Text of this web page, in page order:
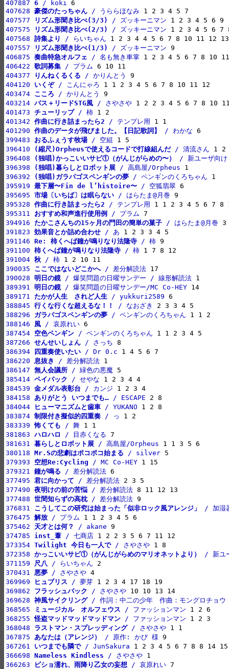
407887 6 / koki
407628 豪傑のたっちゃん / うららほなみ
407577
リズム形聞き比べ(3/3) / ズッキーニマン
407575
リズム形聞き比べ(2/3)
/ ズッキーニマン
407568 詩集より
/ らいちゃん
407557
リズム形聞き比べ(1/3) / ズッキーニマン
406875 奏曲特急オルフェ / 名も無き車掌
406422 歌詞募集 / プラム
404377
りんねくるくる / かりんとう
404120 いくぞ / こんにゃろ
403474 こころ / かりんとう
403214 バス＋リードSTG風 / さやさや
401473 チューリップ / 柿
401342 作曲に行き詰まったら2 / テンプレ用
401290 作曲のデータが飛びました。【日記歌詞】 / わかな
399483 おるふぇうす牧場 / 空組
396410
(縮尺)Orpheusで使えるコードで打線組んだ / 清流さん
396408
(独唱)かっこいいサビ①（がんじがらめの〜）
/ 新ユーザ向け
396398
(独唱)暮らしとロボット展 / 高島屋/Orpheus
396392
(独唱)ガラパゴスペンギンの夢 / ペンギンのくろちゃん
395919 最下層〜Fin de l’histoire〜 / 空狐翡翠
395695 市場〔いちば〕は眠らない / はらたま@月巻
395328 作曲に行き詰まったら2 / テンプレ用
395311 おすすめ和声進行使用例 / プラム
394916 たかこさんちの15ヶ月の門田の簡単の菓子 / はらたま@月巻
391823 効果音とか詰め合わせ / あ
391146 Re: 柿くへば鐘が鳴りなり法隆寺 / 柿
391100 柿くへば鐘が鳴りなり法隆寺 / 柿
391004 秋 / 柿
390035 ここではないどこかへ / 差分解読法
390028 明日の鏡 / 爆笑問題の日曜サンデー / 線形解読法
389391 明日の鏡 / 爆笑問題の日曜サンデー/MC Co-HEY
389171 たかが人生　されど人生 / yukkuri2589
388845 行くな行くな超えるな！！ / なおざき
388296 ガラパゴスペンギンの夢 / ペンギンのくろちゃん
388146 風 / 哀原れい
387454 空色ペンギン / ペンギンのくろちゃん
387266 せんせいしょん / さっち
386394
四重奏使いたい / Dr 0.c
386220 息抜き / 差分解読法
386147 無人会議所 / 緑色の悪魔
385414 ペイバック / せやな
384539 金メダル表彰台 / カンジ
384158 ありがとう いつまでも… / ESCAPE
384044
ヒューマニズムと歯車 / YUKANO
383874 制限付き擬似的四重奏 / っ
383339 怖くても / 舞
381863 ハロハロ / 目赤くなる
381631 暮らしとロボット展 / 高島屋/Orpheus
380118 Mr.Sの悲劇はポコポコ始まる / silver
379393 空想Re:Cycling / MC Co-HEY
379321 鐘が鳴る / 差分解読法
377495 君に向かって / 差分解読法
377490 夜明けの前の苦悩 / 差分解読法
377488 世間知らずの高枕 / 差分解読法
376831 こうしてこの研究は始まった「似非ロック風アレンジ」
/ 加湿
376475 解放 / プラム
375462 天才とは何？ / akane
374785 inst_葦 / 七商店
373354 Twilight 今日も一人で / さやさや
372358 かっこいいサビ①（がんじがらめのマリオネットより）
/ 新ユ
371159
尺八 / らいちゃん
370431 悪夢 / さやさや
369969
ヒュブリス / 夢芽
369862 フラッシュバック / さやさや
369628 神風サイクリング / 作詞：中二の少年　作曲：モングロチョウ
368565
ミュージカル　オルフェウス / ファッションマン
368255 怪盗マッドマッドマッドマン / ファッションマン
368048 ラストマン・スプレッディング / さやさや
367875 あなたは（アレンジ） / 原作: かび 様
367261 いつまでも隣で / JunSakura
366698 Nameless Kindless / さやさや
366263
ビショ濡れ、雨降り乙女の妄想 / 哀原れい